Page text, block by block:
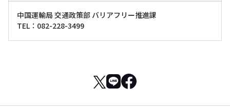
中国運輸局 交通政策部 バリアフリー推進課
TEL：082-228-3499